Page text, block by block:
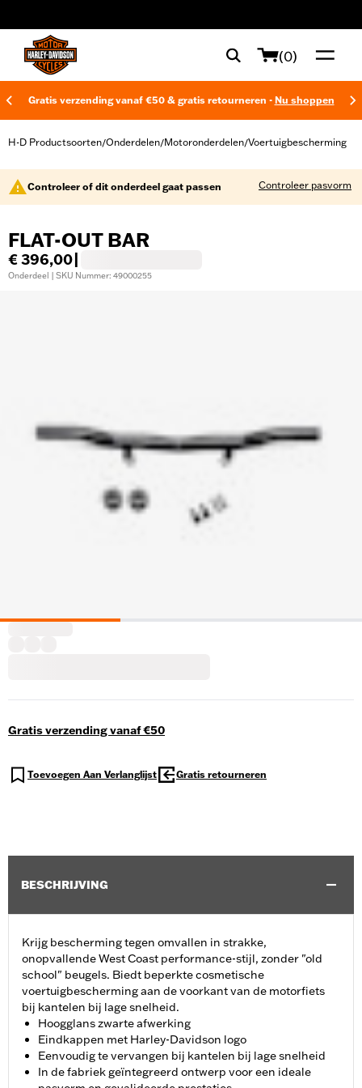
(0)
Gratis verzending vanaf €50 & gratis retourneren - Nu shoppen
H-D Productsoorten/Onderdelen/Motoronderdelen/Voertuigbescherming
Controleer of dit onderdeel gaat passen Controleer pasvorm
FLAT-OUT BAR
€ 396,00
Onderdeel | SKU Nummer: 49000255
Gratis verzending vanaf €50
Toevoegen Aan Verlanglijst Gratis retourneren
BESCHRIJVING
Krijg bescherming tegen omvallen in strakke,
onopvallende West Coast performance-stijl, zonder "old
school" beugels. Biedt beperkte cosmetische
voertuigbescherming aan de voorkant van de motorfiets
bij kantelen bij lage snelheid.
Hoogglans zwarte afwerking
Eindkappen met Harley-Davidson logo
Eenvoudig te vervangen bij kantelen bij lage snelheid
In de fabriek geïntegreerd ontwerp voor een ideale